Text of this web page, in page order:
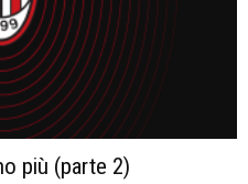
più (parte 2)